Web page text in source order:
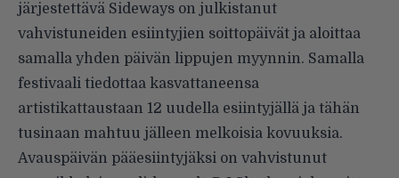
järjestettävä Sideways on julkistanut
vahvistuneiden esiintyjien soittopäivät ja aloittaa
samalla yhden päivän lippujen myynnin. Samalla
festivaali tiedottaa kasvattaneensa
artistikattaustaan 12 uudella esiintyjällä ja tähän
tusinaan mahtuu jälleen melkoisia kovuuksia.
Avauspäivän pääesiintyjäksi on vahvistunut